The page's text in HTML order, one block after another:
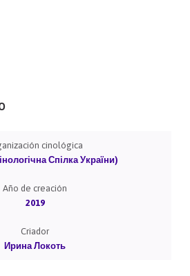
cinológica
Спілка України)
Año de creación
2019
Criador
Ирина Локоть